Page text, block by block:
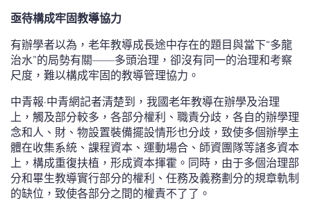
亟待構成牢固教導協力
有辦學者以為，老年教導成長途中存在的題目與當下“多龍
治水”的局勢有關——多頭治理，卻沒有同一的治理和考察
尺度，難以構成牢固的教導管理協力。
中青報·中青網記者清楚到，我國老年教導在辦學及治理
上，觸及部分較多，各部分權利、職責分歧，各自的辦學理
念和人、財、物設置裝備擺設情形也分歧，致使多個辦學主
體在收集系統、課程資本、運動場合、師資團隊等諸多資本
上，構成重復扶植，形成資本揮霍。同時，由于多個治理部
分和畢生教導實行部分的權利、任務及義務劃分的規章軌制
的缺位，致使各部分之間的權責不了了。